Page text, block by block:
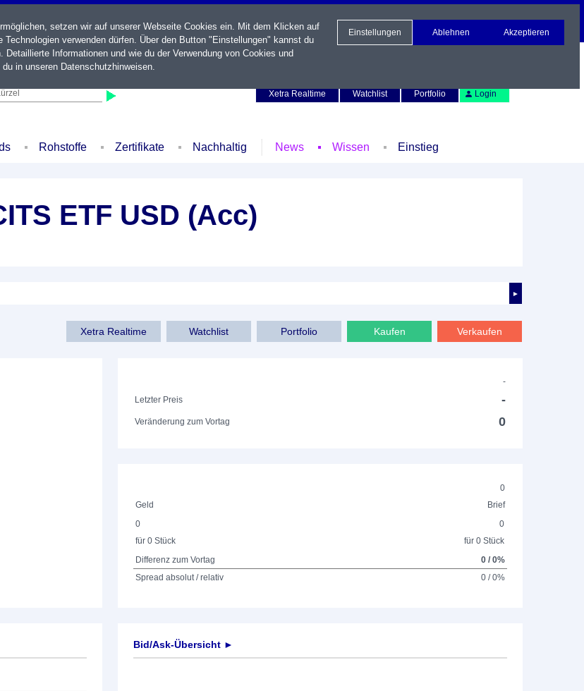
Xetra Realtime
Watchlist Portfolio Login
Rohstoffe Zertifikate Nachhaltig News Wissen Einstieg
ETF USD (Acc)
►
Xetra Realtime Watchlist Portfolio Kaufen Verkaufen
-
Letzter Preis
-
Veränderung zum Vortag 0
0
Geld
Brief
0
für 0 Stück
0
für 0 Stück
Differenz zum Vortag
0 / 0%
Spread absolut / relativ
0 / 0%
Bid/Ask-Übersicht ►
setzen wir auf unserer Webseite Cookies ein. Mit dem Klicken auf
verwenden dürfen. Über den Button "Einstellungen" kannst du
Informationen und wie du der Verwendung von Cookies und
in unseren Datenschutzhinweisen.
Einstellungen Ablehnen Akzeptieren